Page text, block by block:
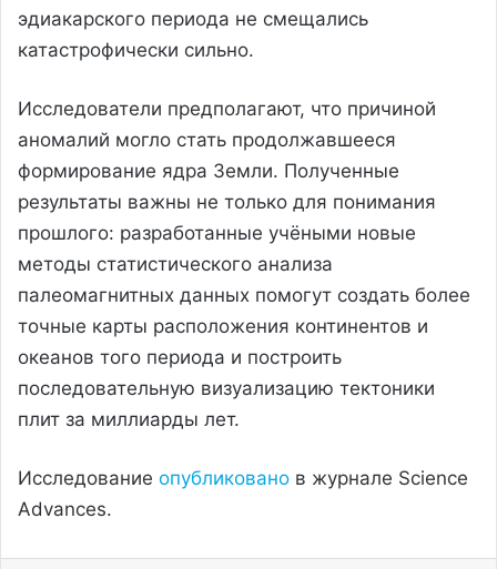
эдиакарского периода не смещались
катастрофически сильно.
Исследователи предполагают, что причиной
аномалий могло стать продолжавшееся
формирование ядра Земли. Полученные
результаты важны не только для понимания
прошлого: разработанные учёными новые
методы статистического анализа
палеомагнитных данных помогут создать более
точные карты расположения континентов и
океанов того периода и построить
последовательную визуализацию тектоники
плит за миллиарды лет.
Исследование опубликовано в журнале Science
Advances.